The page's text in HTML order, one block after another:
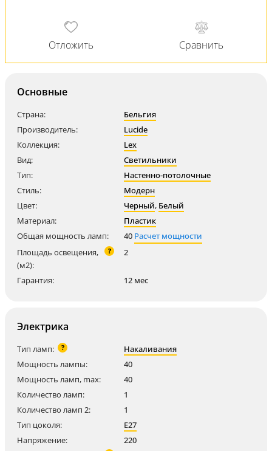
Основные
Страна:
Бельгия
Производитель:
Lucide
Коллекция:
Lex
Вид:
Светильники
Тип:
Настенно-потолочные
Стиль:
Модерн
Цвет:
Черный, Белый
Материал:
Пластик
Общая мощность ламп:
40 Расчет мощности
Площадь освещения,
(м2):
? 2
Гарантия: 12 мес
Электрика
Тип ламп: ?
Накаливания
Мощность лампы:
40
Мощность ламп, max:
40
Количество ламп:
1
Количество ламп 2:
1
Тип цоколя:
E27
Напряжение:
220